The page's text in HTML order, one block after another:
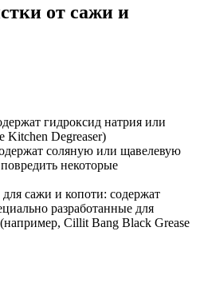
от сажи и
гидроксид натрия или
Kitchen Degreaser)
соляную или щавелевую
некоторые
сажи и копоти: содержат
разработанные для
Cillit Bang Black Grease